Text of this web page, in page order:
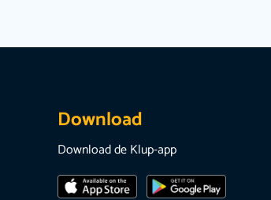
Download
Download de Klup-app